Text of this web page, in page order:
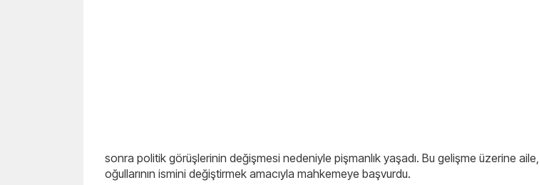
sonra politik görüşlerinin değişmesi nedeniyle pişmanlık yaşadı. Bu gelişme üzerine aile,
oğullarının ismini değiştirmek amacıyla mahkemeye başvurdu.